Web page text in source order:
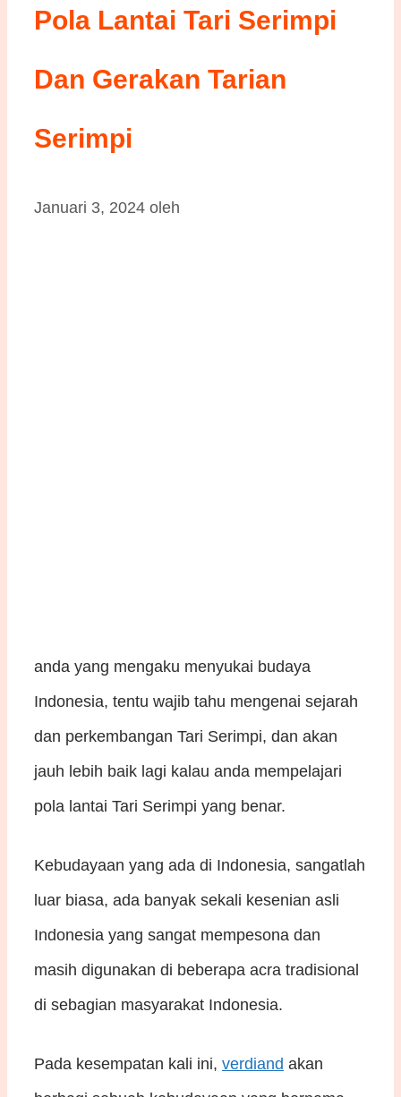
Pola Lantai Tari Serimpi
Dan Gerakan Tarian
Serimpi
Januari 3, 2024 oleh
anda yang mengaku menyukai budaya
Indonesia, tentu wajib tahu mengenai sejarah
dan perkembangan Tari Serimpi, dan akan
jauh lebih baik lagi kalau anda mempelajari
pola lantai Tari Serimpi yang benar.
Kebudayaan yang ada di Indonesia, sangatlah
luar biasa, ada banyak sekali kesenian asli
Indonesia yang sangat mempesona dan
masih digunakan di beberapa acra tradisional
di sebagian masyarakat Indonesia.
Pada kesempatan kali ini, verdiand akan